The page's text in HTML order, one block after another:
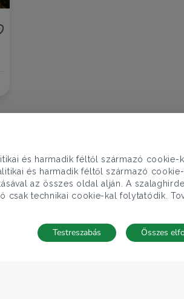
és harmadik féltől származó cookie-
és harmadik féltől származó
az összes oldal alján. A
csak technikai cookie-kal folytatódik.
Összes
Testreszabás